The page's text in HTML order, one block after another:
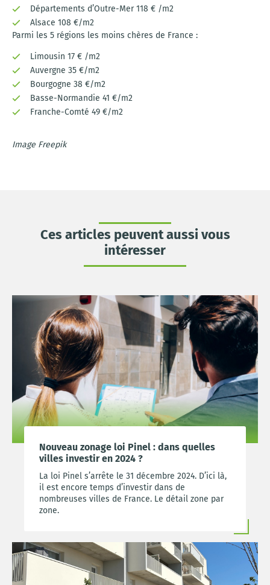
Départements d’Outre-Mer 118 € /m2
Alsace 108 €/m2
Parmi les 5 régions les moins chères de France :
Limousin 17 € /m2
Auvergne 35 €/m2
Bourgogne 38 €/m2
Basse-Normandie 41 €/m2
Franche-Comté 49 €/m2
Image Freepik
Ces articles peuvent aussi vous
intéresser
Nouveau zonage loi Pinel : dans quelles
villes investir en 2024 ?
La loi Pinel s’arrête le 31 décembre 2024. D’ici là,
il est encore temps d’investir dans de
nombreuses villes de France. Le détail zone par
zone.